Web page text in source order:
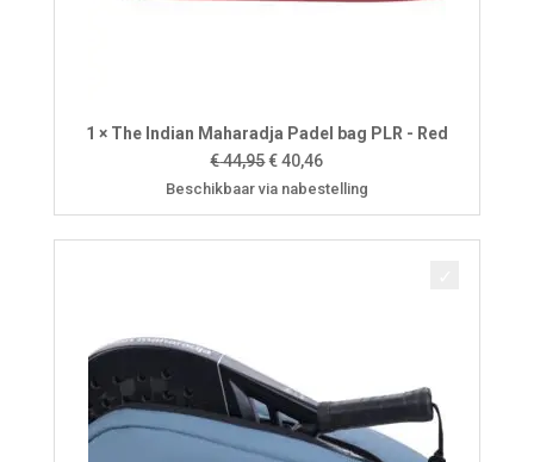
1 × The Indian Maharadja Padel bag PLR - Red
€44,95Oorspronkelijke
prijs
was:
€ 44,95.
€40,46Huidige
prijs
is:
€ 40,46.
Beschikbaar via nabestelling